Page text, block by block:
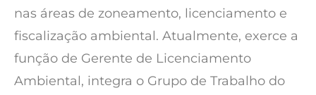
nas áreas de zoneamento, licenciamento e
fiscalização ambiental. Atualmente, exerce a
função de Gerente de Licenciamento
Ambiental, integra o Grupo de Trabalho do